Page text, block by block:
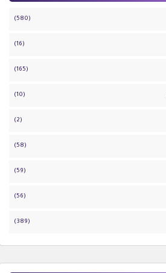
(580)
(16)
(165)
(10)
(2)
(58)
(59)
(56)
(389)